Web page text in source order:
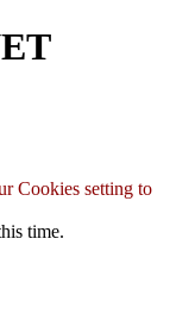
Cookies setting to
time.